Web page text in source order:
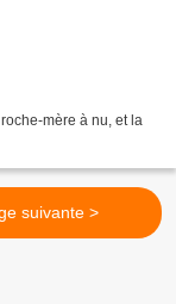
mère à nu, et la
suivante >